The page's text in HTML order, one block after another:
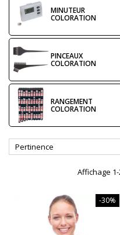
MINUTEUR
COLORATION
PINCEAUX
COLORATION
RANGEMENT
COLORATION
Pertinence
Affichage
-30%